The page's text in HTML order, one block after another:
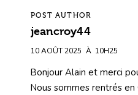
POST AUTHOR
jeancroy44
10 AOÛT 2025 À 10H25
Bonjour Alain et merci
Nous sommes rentrés